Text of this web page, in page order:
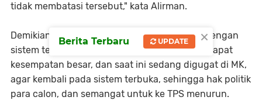
tidak membatasi tersebut," kata Alirman.
Demikian juga halnya dengan pileg, dimana dengan
sistem tertutup maka nomor urut 1 akan mendapat
kesempatan besar, dan saat ini sedang digugat di MK,
agar kembali pada sistem terbuka, sehingga hak politik
para calon, dan semangat untuk ke TPS menurun.
×
Berita Terbaru UPDATE